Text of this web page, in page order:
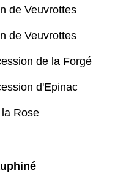
de Veuvrottes
de Veuvrottes
de la Forgé
d'Epinac
Rose